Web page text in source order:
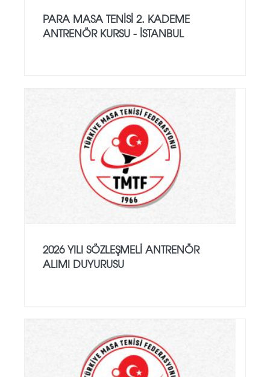
PARA MASA TENISI 2. KADEME
ANTRENÖR KURSU - İSTANBUL
2026 YILI SÖZLEŞMELI ANTRENÖR
ALIMI DUYURUSU